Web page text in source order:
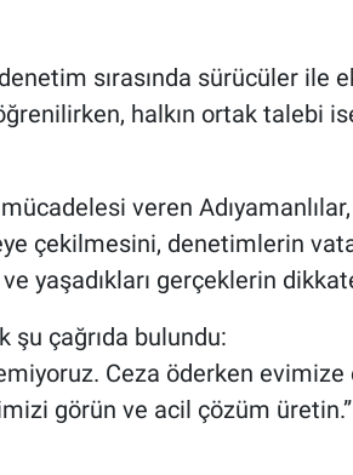
sırasında sürücüler ile
halkın ortak talebi
veren
çekilmesini, denetimlerin
yaşadıkları gerçeklerin
şu çağrıda bulundu:
Ceza öderken
görün ve acil çözüm üretin.”